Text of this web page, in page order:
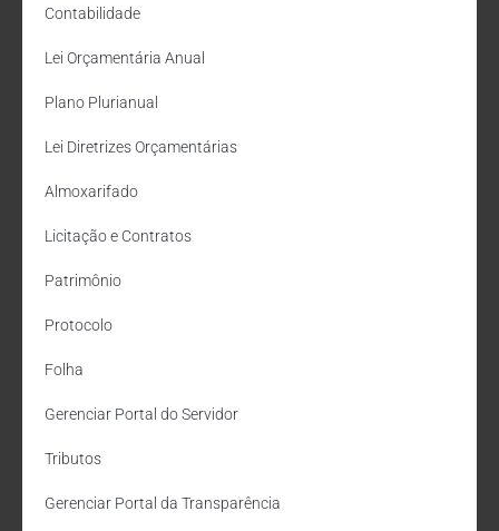
Contabilidade
Lei Orçamentária Anual
Plano Plurianual
Lei Diretrizes Orçamentárias
Almoxarifado
Licitação e Contratos
Patrimônio
Protocolo
Folha
Gerenciar Portal do Servidor
Tributos
Gerenciar Portal da Transparência